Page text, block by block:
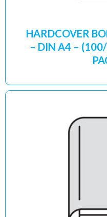
HARDCOVER
– DIN A4 –